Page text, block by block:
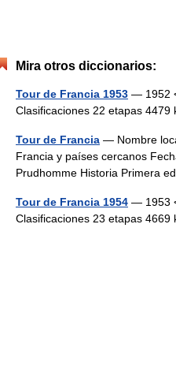
Mira otros diccionarios:
Tour de Francia 1953 — 1952
Clasificaciones 22 etapas
Tour de Francia — Nombre
Francia y países cercanos
Prudhomme Historia Primera
Tour de Francia 1954 — 1953
Clasificaciones 23 etapas